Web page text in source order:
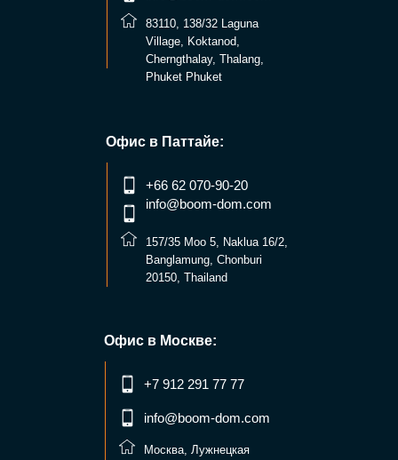
Офис в Москве:
+7 912 291 77 77
Москва, Лужнецкая
+66 62 070-90-20
157/35 Мoo 5, Naklua 16/2,
Banglamung, Chonburi
20150, Thailand
Офис в Паттайе:
83110, 138/32 Laguna
Village, Koktanod,
Cherngthalay, Thalang,
Phuket Phuket
info@boom-dom.com
info@boom-dom.com